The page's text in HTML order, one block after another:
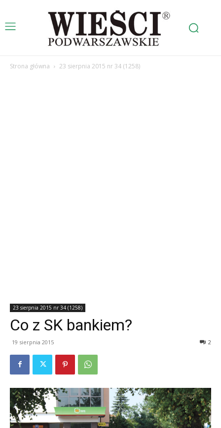
Strona główna 23 sierpnia 2015 nr 34 (1258)
23 sierpnia 2015 nr 34 (1258)
Co z SK bankiem?
19 sierpnia 2015 2